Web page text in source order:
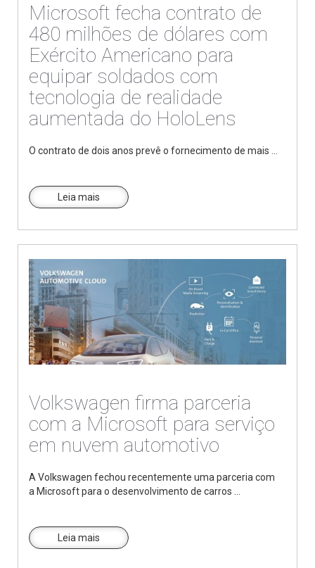
Microsoft fecha contrato de
480 milhões de dólares com
Exército Americano para
equipar soldados com
tecnologia de realidade
aumentada do HoloLens
O contrato de dois anos prevê o fornecimento de mais ...
Leia mais
Volkswagen firma parceria
com a Microsoft para serviço
em nuvem automotivo
A Volkswagen fechou recentemente uma parceria com
a Microsoft para o desenvolvimento de carros ...
Leia mais